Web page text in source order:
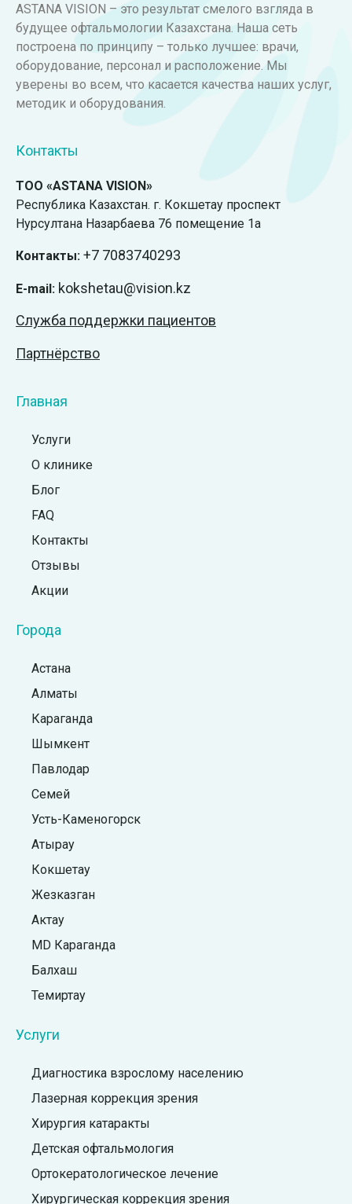
ASTANA VISION – это результат смелого взгляда в
будущее офтальмологии Казахстана. Наша сеть
построена по принципу – только лучшее: врачи,
оборудование, персонал и расположение. Мы
уверены во всем, что касается качества наших услуг,
методик и оборудования.
Контакты
ТОО «ASTANA VISION»
Республика Казахстан. г. Кокшетау проспект
Нурсултана Назарбаева 76 помещение 1а
Контакты: +7 7083740293
E-mail: kokshetau@vision.kz
Служба поддержки пациентов
Партнёрство
Главная
Услуги
О клинике
Блог
FAQ
Контакты
Отзывы
Акции
Города
Астана
Алматы
Караганда
Шымкент
Павлодар
Семей
Усть-Каменогорск
Атырау
Кокшетау
Жезказган
Актау
MD Караганда
Балхаш
Темиртау
Услуги
Диагностика взрослому населению
Лазерная коррекция зрения
Хирургия катаракты
Детская офтальмология
Ортокератологическое лечение
Хирургическая коррекция зрения